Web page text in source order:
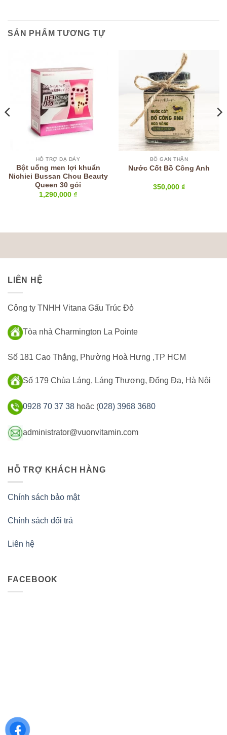
SẢN PHẨM TƯƠNG TỰ
HỖ TRỢ DẠ DÀY
Bột uống men lợi khuẩn
Nichiei Bussan Chou Beauty
Queen 30 gói
1,290,000 ₫
BỔ GAN THẬN
Nước Cốt Bồ Công Anh
350,000 ₫
LIÊN HỆ
Công ty TNHH Vitana Gấu Trúc Đỏ
Tòa nhà Charmington La Pointe
Số 181 Cao Thắng, Phường Hoà Hưng ,TP HCM
Số 179 Chùa Láng, Láng Thượng, Đống Đa, Hà Nội
0928 70 37 38 hoặc (028) 3968 3680
administrator@vuonvitamin.com
HỖ TRỢ KHÁCH HÀNG
Chính sách bảo mật
Chính sách đổi trả
Liên hệ
FACEBOOK